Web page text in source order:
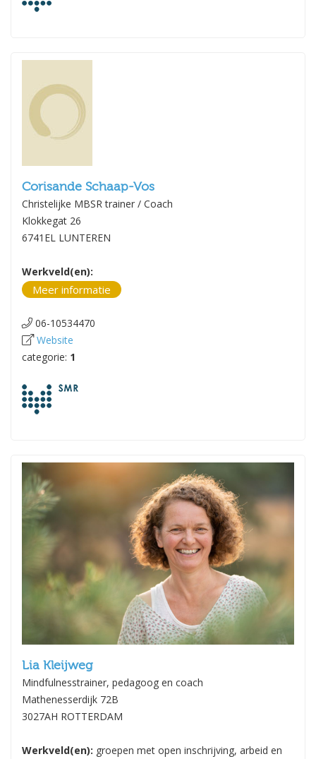
Corisande Schaap-Vos
Christelijke MBSR trainer / Coach
Klokkegat 26
6741EL LUNTEREN
Werkveld(en):
Meer informatie
06-10534470
Website
categorie: 1
Lia Kleijweg
Mindfulnesstrainer, pedagoog en coach
Mathenesserdijk 72B
3027AH ROTTERDAM
Werkveld(en): groepen met open inschrijving, arbeid en